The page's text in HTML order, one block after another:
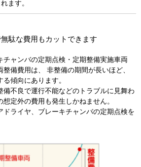
ます。
駄な費用もカットできます
チャンバの定期点検・定期整備実施車両
備費用は、 非整備の期間が長いほど、
傾向にあります。
備不良で運行不能などのトラブルに見舞わ
定外の費用も発生しかねません。
ドライヤ、ブレーキチャンバの定期点検を